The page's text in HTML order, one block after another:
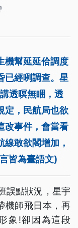
機幫延延佮調度
已經咧調查。星
透暝無睏，透
定，民航局也欲
改事件，會當看
敢欲閣增加，
皆為臺語文)
誤點狀況，星宇
機師飛日本，再
象!卻因為這段